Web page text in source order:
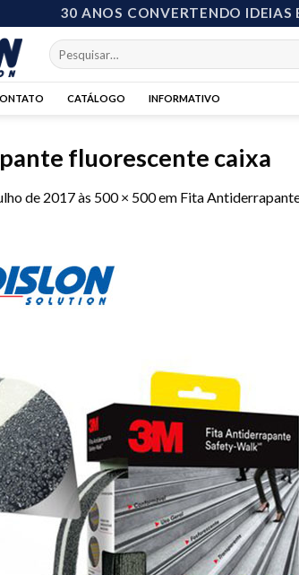
30 ANOS CONVERTENDO
Pesquisar
por:
CATÁLOGO INFORMATIVO
fluorescente caixa
de 2017às 500 × 500em Fita